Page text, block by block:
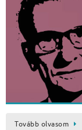
Tovább olvasom